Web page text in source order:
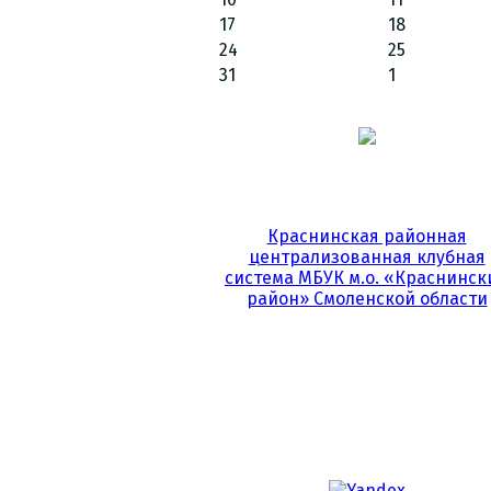
17
18
24
25
31
1
Краснинская районная
централизованная клубная
система МБУК м.о.
район» Смоленской области